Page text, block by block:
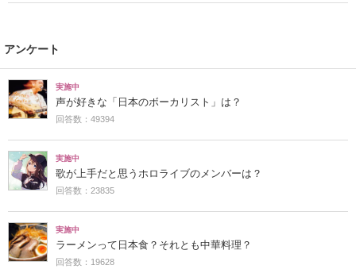
アンケート
実施中
声が好きな「日本のボーカリスト」は？
回答数：49394
実施中
歌が上手だと思うホロライブのメンバーは？
回答数：23835
実施中
ラーメンって日本食？それとも中華料理？
回答数：19628